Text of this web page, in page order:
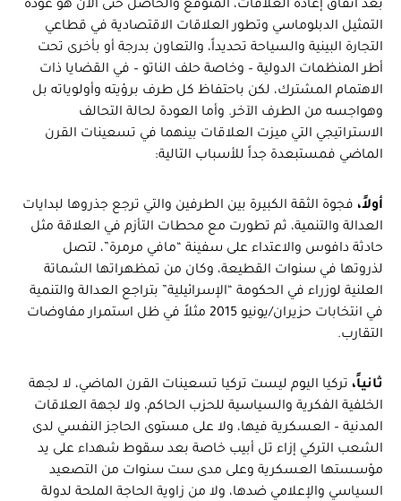
بعد اتفاق إعادة العلاقات، المتوقع والحاصل حتى الآن هو عودة
التمثيل الدبلوماسي وتطور العلاقات الاقتصادية في قطاعي
التجارة البينية والسياحة تحديداً، والتعاون بدرجة أو بأخرى تحت
أطر المنظمات الدولية – وخاصة حلف الناتو – في القضايا ذات
الاهتمام المشترك، لكن باحتفاظ كل طرف برؤيته وأولوياته بل
وهواجسه من الطرف الآخر. وأما العودة لحالة التحالف
الاستراتيجي التي ميزت العلاقات بينهما في تسعينات القرن
الماضي فمستبعدة جداً للأسباب التالية:
أولاً،فجوة الثقة الكبيرة بين الطرفين والتي ترجع جذروها لبدايات
العدالة والتنمية، ثم تطورت مع محطات التأزم في العلاقة مثل
حادثة دافوس والاعتداء على سفينة “مافي مرمرة”، لتصل
لذروتها في سنوات القطيعة، وكان من تمظهراتها الشماتة
العلنية لوزراء في الحكومة “الإسرائيلية” بتراجع العدالة والتنمية
في انتخابات حزيران/يونيو 2015 مثلاً في ظل استمرار مفاوضات
التقارب.
ثانياً،تركيا اليوم ليست تركيا تسعينات القرن الماضي، لا لجهة
الخلفية الفكرية والسياسية للحزب الحاكم، ولا لجهة العلاقات
المدنية – العسكرية فيها، ولا على مستوى الحاجز النفسي لدى
الشعب التركي إزاء تل أبيب خاصة بعد سقوط شهداء على يد
مؤسستها العسكرية وعلى مدى ست سنوات من التصعيد
السياسي والإعلامي ضدها، ولا من زاوية الحاجة الملحة لدولة